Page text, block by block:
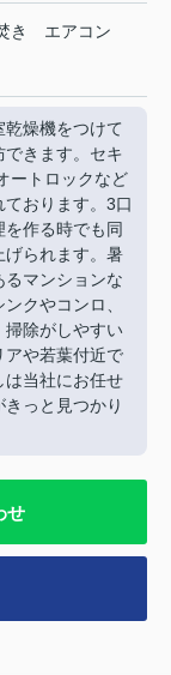
き エアコン
燥機をつけて
きます。セキ
ートロックなど
おります。3口
作る時でも同
げられます。暑
マンションな
クやコンロ、
掃除がしやすい
アや若葉付近で
は当社にお任せ
っと見つかり
せ